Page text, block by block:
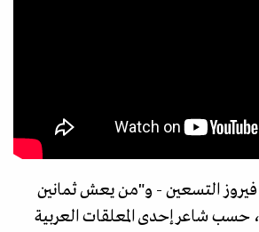
فيروز التسعين - و"من يعش ثمانين
حسب شاعر إحدى المعلقات العربية